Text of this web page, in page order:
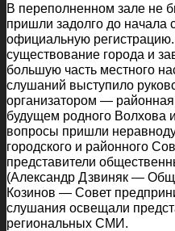
В переполненном зале не
пришли задолго до начала
официальную
существование города и
большую часть местного
слушаний выступило
организатором —
будущем родного Волхова
вопросы пришли
городского и районного
представители
(Александр Дзвиняк —
Козинов — Совет
слушания освещали
региональных СМИ.